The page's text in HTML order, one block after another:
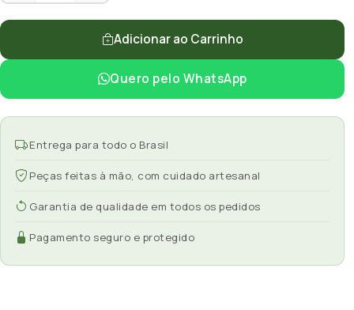
Adicionar ao Carrinho
Quero pelo WhatsApp
Entrega para todo o Brasil
Peças feitas à mão, com cuidado artesanal
Garantia de qualidade em todos os pedidos
Pagamento seguro e protegido